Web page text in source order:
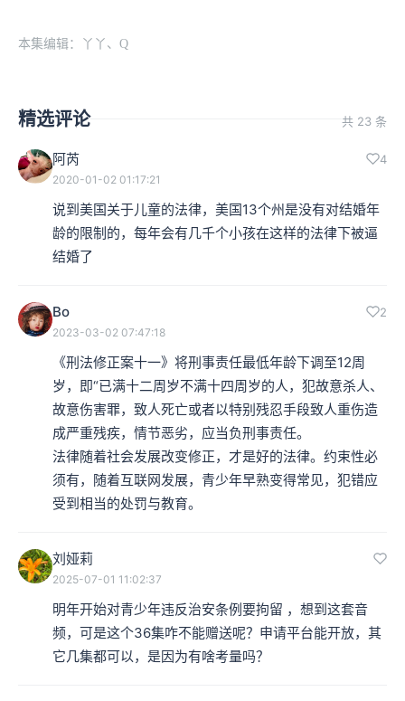
本集编辑：丫丫、Q
精选评论 共 23 条
阿芮 4
2020-01-02 01:17:21
说到美国关于儿童的法律，美国13个州是没有对结婚年
龄的限制的，每年会有几千个小孩在这样的法律下被逼
结婚了
Bo 2
2023-03-02 07:47:18
《刑法修正案十一》将刑事责任最低年龄下调至12周
岁，即“已满十二周岁不满十四周岁的人，犯故意杀人、
故意伤害罪，致人死亡或者以特别残忍手段致人重伤造
成严重残疾，情节恶劣，应当负刑事责任。
法律随着社会发展改变修正，才是好的法律。约束性必
须有，随着互联网发展，青少年早熟变得常见，犯错应
受到相当的处罚与教育。
刘娅莉
2025-07-01 11:02:37
明年开始对青少年违反治安条例要拘留 ，想到这套音
频，可是这个36集咋不能赠送呢？申请平台能开放，其
它几集都可以，是因为有啥考量吗？